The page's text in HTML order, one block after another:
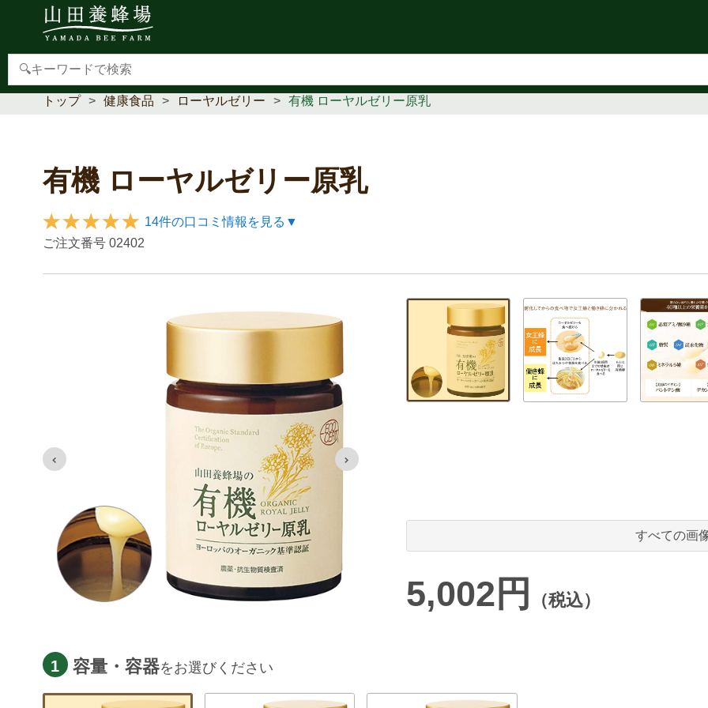
【重要】本人認証サービス(3Dセキュア2.0)導入のお知らせ
トップ 健康食品 ローヤルゼリー 有機 ローヤルゼリー原乳
有機 ローヤルゼリー原乳
14件の口コミ情報を見る▼
ご注文番号 02402
すべての画
5,002円 （税込）
1 容量・容器をお選びください